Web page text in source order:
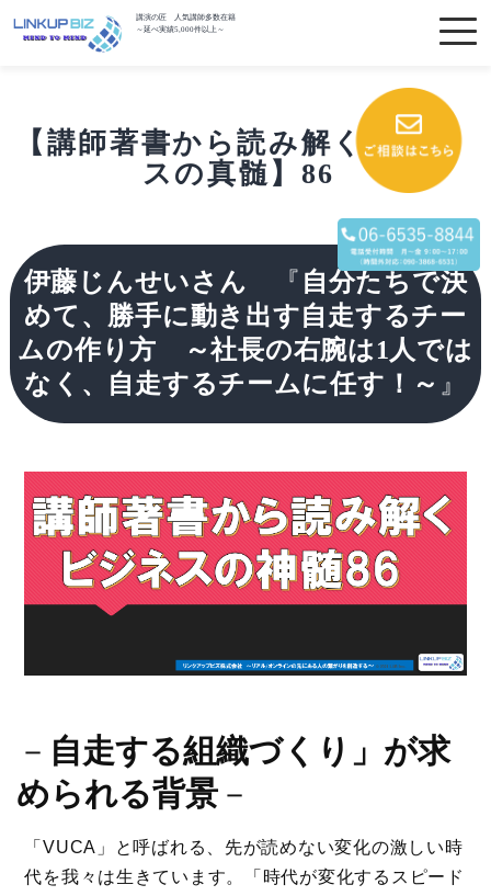
講演の匠 人気講師多数在籍
～延べ実績5,000件以上～
【講師著書から読み解くビジネ
スの真髄】86
伊藤じんせいさん 『 自分たちで決
めて、勝手に動き出す自走するチー
ムの作り方
～社長の右腕は1人では
なく、自走するチームに任す！～ 』
－ 自走する組織づくり」が求
められる背景 －
「VUCA」と呼ばれる、先が読めない変化の激しい時
代を我々は生きています。「時代が変化するスピード